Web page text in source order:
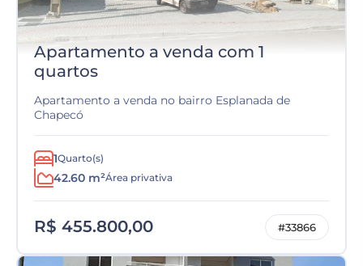
Apartamento a venda com 1
quartos
Apartamento a venda no bairro Esplanada de
Chapecó
1Quarto(s)
42.60 m²Área privativa
R$ 455.800,00 #33866